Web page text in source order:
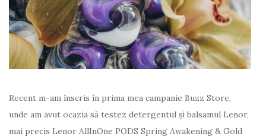
Recent m-am înscris în prima mea campanie Buzz Store,
unde am avut ocazia să testez detergentul și balsamul Lenor,
mai precis Lenor AllInOne PODS Spring Awakening & Gold